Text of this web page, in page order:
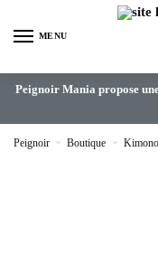
MENU
Peignoir Mania propose
Peignoir » Boutique »